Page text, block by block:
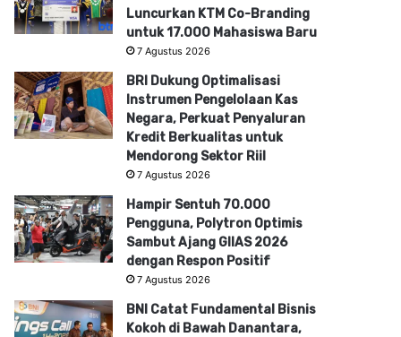
Luncurkan KTM Co-Branding
untuk 17.000 Mahasiswa Baru
7 Agustus 2026
BRI Dukung Optimalisasi
Instrumen Pengelolaan Kas
Negara, Perkuat Penyaluran
Kredit Berkualitas untuk
Mendorong Sektor Riil
7 Agustus 2026
Hampir Sentuh 70.000
Pengguna, Polytron Optimis
Sambut Ajang GIIAS 2026
dengan Respon Positif
7 Agustus 2026
BNI Catat Fundamental Bisnis
Kokoh di Bawah Danantara,